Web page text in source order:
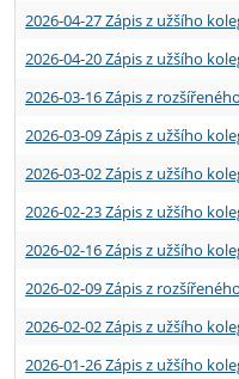
Absolventi fakulty
Vyjíždějící zaměstnanci
2026-04-27 Zápis z užšího
2026-04-20 Zápis z užšího
2026-03-16 Zápis z
2026-03-09 Zápis z užšího
2026-03-02 Zápis z užšího
2026-02-23 Zápis z užšího
2026-02-16 Zápis z užšího
2026-02-09 Zápis z
2026-02-02 Zápis z užšího
2026-01-26 Zápis z užšího